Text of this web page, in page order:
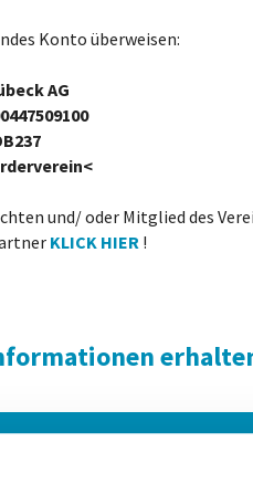
Konto überweisen:
AG
und/ oder Mitglied des
KLICK HIER !